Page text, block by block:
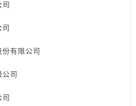
有限公司
司
司